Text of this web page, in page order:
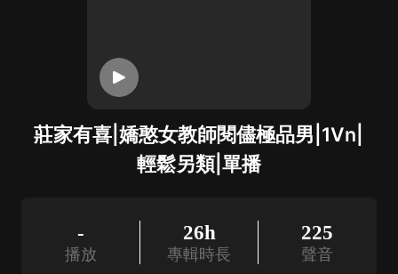
莊家有喜|嬌憨女教師閱儘極品男|1Vn|
輕鬆另類|單播
-
播放
26h
專輯時長
225
聲音